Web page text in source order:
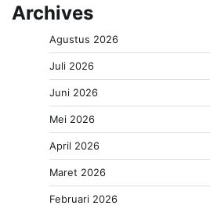
Archives
Agustus 2026
Juli 2026
Juni 2026
Mei 2026
April 2026
Maret 2026
Februari 2026